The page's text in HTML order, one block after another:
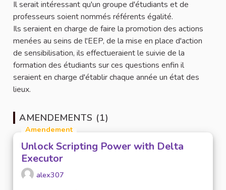
Il serait intéressant qu'un groupe d'étudiants et de
professeurs soient nommés référents égalité.
Ils seraient en charge de faire la promotion des actions
menées au seins de l'EEP, de la mise en place d'action
de sensibilisation, ils effectueraient le suivie de la
formation des étudiants sur ces questions enfin il
seraient en charge d'établir chaque année un état des
lieux.
AMENDEMENTS (1)
Amendement
Unlock Scripting Power with Delta
Executor
alex307